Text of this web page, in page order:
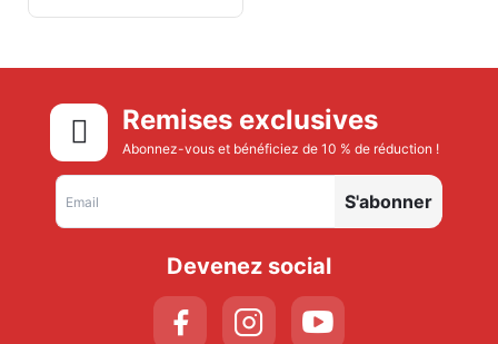
Remises exclusives
Abonnez-vous et bénéficiez de 10 % de réduction !
S'abonner
Devenez social